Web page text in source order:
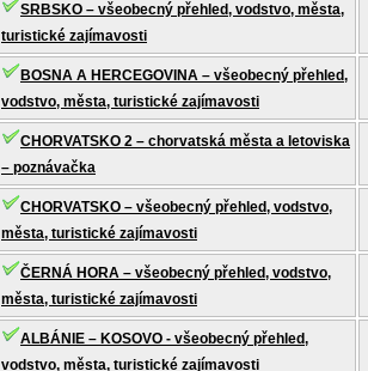
SRBSKO – všeobecný přehled, vodstvo, města,
turistické zajímavosti
BOSNA A HERCEGOVINA – všeobecný přehled,
vodstvo, města, turistické zajímavosti
CHORVATSKO 2 – chorvatská města a letoviska
– poznávačka
CHORVATSKO – všeobecný přehled, vodstvo,
města, turistické zajímavosti
ČERNÁ HORA – všeobecný přehled, vodstvo,
města, turistické zajímavosti
ALBÁNIE – KOSOVO - všeobecný přehled,
vodstvo, města, turistické zajímavosti